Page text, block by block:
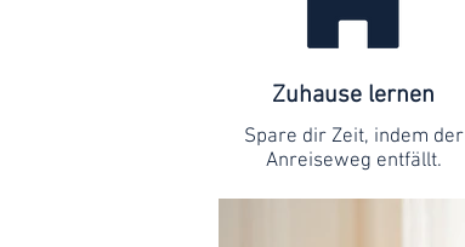
Zuhause lernen
Spare dir Zeit, indem der
Anreiseweg entfällt.